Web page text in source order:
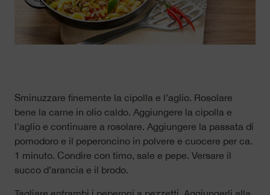
Sminuzzare finemente la cipolla e l’aglio. Rosolare
bene la carne in olio caldo. Aggiungere la cipolla e
l’aglio e continuare a rosolare. Aggiungere la passata di
pomodoro e il peperoncino in polvere e cuocere per ca.
1 minuto. Condire con timo, sale e pepe. Versare il
succo d’arancia e il brodo.